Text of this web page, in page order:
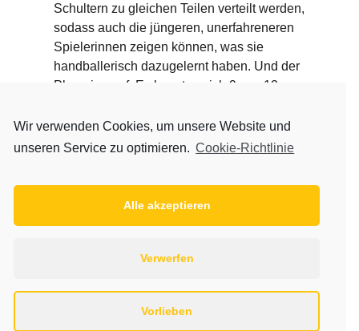
Schultern zu gleichen Teilen verteilt werden,
sodass auch die jüngeren, unerfahreneren
Spielerinnen zeigen können, was sie
handballerisch dazugelernt haben. Und der
Plan ging auf. Es konnten sich 9 von 12
eintragen und die teilweise neuen Rollen
wurden von allen Mädels gut angenommen.
Saison mit einem sehr guten dritten PLatz
stolz auf die Entwicklung der Mädels und
Regionsmeisterschaften am kommenden
Wir verwenden Cookies, um unsere Website und
unseren Service zu optimieren. Cookie-Richtlinie
Alle akzeptieren
Verwerfen
Vorlieben